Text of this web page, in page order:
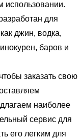
использовании.
для
джин, водка,
баров и
заказать свою
наиболее
сервис для
его легким для